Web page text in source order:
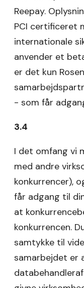
Reepay.
PCI certificeret
internationale
anvender et
er det kun
- som får
3.4
I det omfang vi
med andre
konkurrencer),
får adgang til
at
konkurrencen.
samtykke til
samarbejdet er